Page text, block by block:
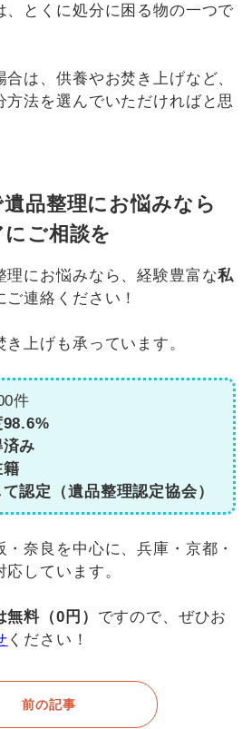
、とくに処分に困る物の一つで
は、供養やお焚き上げなど、
方法を選んでいただければと思
品整理にお悩みなら
ご相談を
理にお悩みなら、経験豊富な私
ご連絡ください！
上げも承っています。
件
98.6%
済み
籍
認定（遺品整理認定協会）
奈良を中心に、兵庫・京都・
しています。
料（0円） ですので、ぜひお
ください！
前の記事